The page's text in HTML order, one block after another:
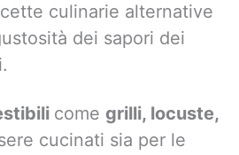
culinarie alternative
dei sapori dei
come grilli, locuste,
cucinati sia per le